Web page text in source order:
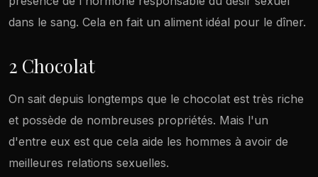
dans le sang. Cela en fait un aliment idéal pour le dîner.
2 Chocolat
On sait depuis longtemps que le chocolat est très riche
et possède de nombreuses propriétés. Mais l'un
d'entre eux est que cela aide les hommes à avoir de
meilleures relations sexuelles.